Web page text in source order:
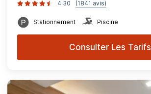
4.30
(1841 avis)
Stationnement Piscine
Consulter Les Tarifs